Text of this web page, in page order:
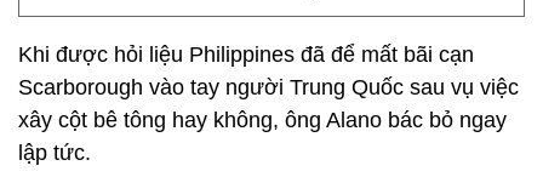
Khi được hỏi liệu Philippines đã để mất bãi cạn
Scarborough vào tay người Trung Quốc sau vụ việc
xây cột bê tông hay không, ông Alano bác bỏ ngay
lập tức.